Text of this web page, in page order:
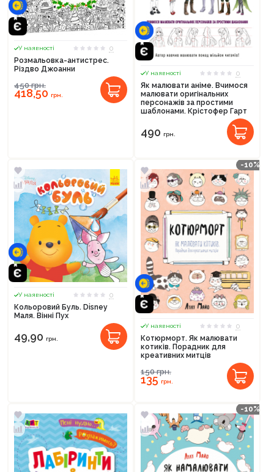
У наявності
0
Розмальовка-антистрес.
Різдво Джоанни
450грн.
418,50 грн.
У наявності
0
Як малювати аніме. Вчимося
малювати оригінальних
персонажів за простими
шаблонами. Крістофер Гарт
490 грн.
У наявності
0
Кольоровий Буль. Disney
Маля. Вінні Пух
49,90 грн.
-10%
У наявності
0
Котюрморт. Як малювати
котиків. Порадник для
креативних митців
150грн.
135грн.
-10%